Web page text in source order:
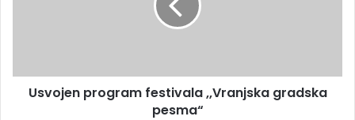
Usvojen program festivala ,,Vranjska gradska
pesma“